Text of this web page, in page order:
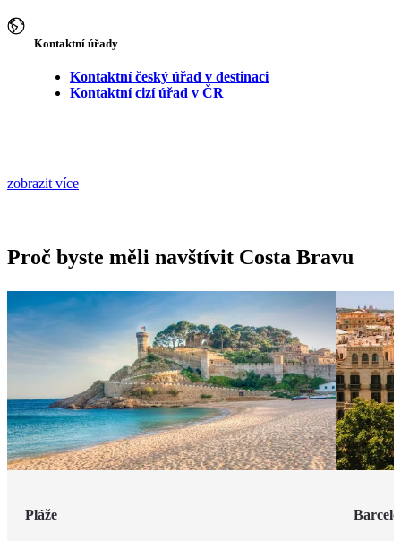
Kontaktní úřady
Kontaktní český úřad v destinaci
Kontaktní cizí úřad v ČR
zobrazit více
Proč byste měli navštívit Costa Bravu
Pláže